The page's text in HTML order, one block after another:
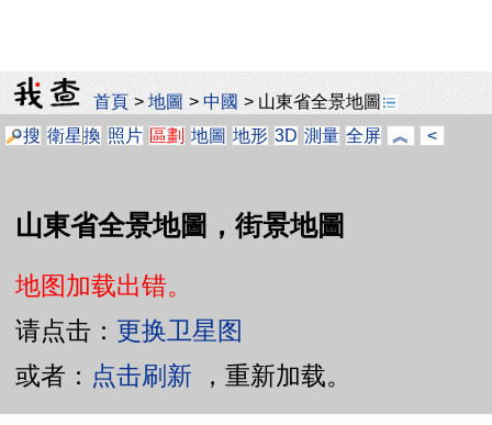
首頁 >地圖 >中國 > 山東省全景地圖
搜 衛星換 照片 區劃 地圖 地形 3D 測量 全屏 ︽ <
山東省全景地圖，街景地圖
地图加载出错。
请点击： 更换卫星图
或者： 点击刷新 ，重新加载。